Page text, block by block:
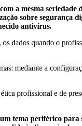
a mesma
sobre segurança
antivírus.
dados quando o
mediante a
profissional e de
tema periférico